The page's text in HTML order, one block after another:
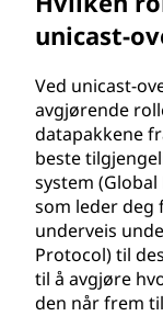
unicast-
Ved unicast-
avgjørende
datapakkene
beste
system
som leder deg
underveis
Protocol) til
til å avgjøre
den når frem